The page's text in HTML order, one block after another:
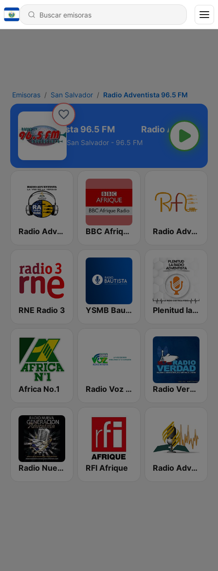
Emisoras San Salvador Radio Adventista 96.5 FM
Radio Adventista 96.5 FM
San Salvador - 96.5 FM
Radio Adventista La Voz De La Verdad BBC Afrique Radio Adventista en Línea
RNE Radio 3 YSMB Bautista 89.7 FM Plenitud la Radio Adventista
Africa No.1 Radio Voz Adventista Radio Verdad 95.7 FM
Radio Nueva Generacion Adventista RFI Afrique Radio Adventista Jerusalen - Temas